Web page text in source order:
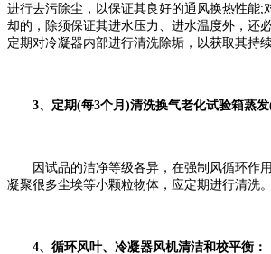
进行去污除尘，以保证其良好的通风换热性能;
却的，除须保证其进水压力、进水温度外，还
定期对冷凝器内部进行清洗除垢，以获取其持
3、定期(每3个月)清洗换气老化试验箱蒸发(
因试品的洁净等级各异，在强制风循环作
凝聚很多尘埃等小颗粒物体，应定期进行清洗。
4、循环风叶、冷凝器风机清洁和校平衡：